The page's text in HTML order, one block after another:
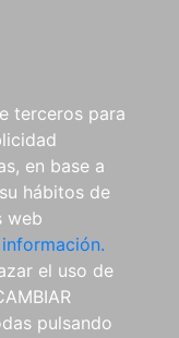
terceros para
en base a
hábitos de
web
el uso de
pulsando